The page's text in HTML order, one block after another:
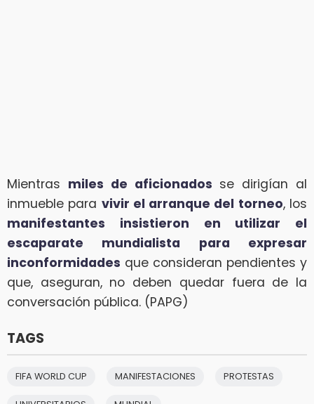
Mientras miles de aficionados se dirigían al
inmueble para vivir el arranque del torneo, los
manifestantes insistieron en utilizar el
escaparate mundialista para expresar
inconformidades que consideran pendientes y
que, aseguran, no deben quedar fuera de la
conversación pública. (PAPG)
TAGS
FIFA WORLD CUP MANIFESTACIONES PROTESTAS